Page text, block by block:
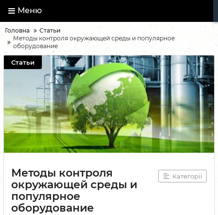
Меню
Головна
Статьи
Методы контроля окружающей среды и популярное
оборудование
Статьи
Методы контроля
окружающей среды и
популярное
оборудование
Категорії